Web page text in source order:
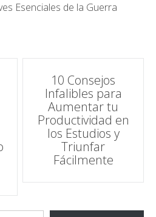
Esenciales de la Guerra
10 Consejos
Infalibles para
Aumentar tu
Productividad en
los Estudios y
Triunfar
Fácilmente